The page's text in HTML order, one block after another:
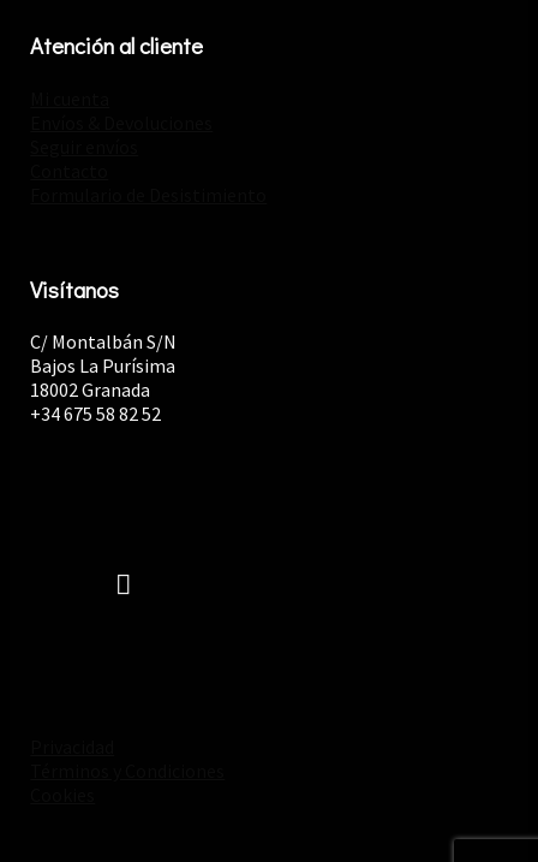
Atención al cliente
Visítanos
C/ Montalbán S/N
Bajos La Purísima
18002 Granada
+34 675 58 82 52